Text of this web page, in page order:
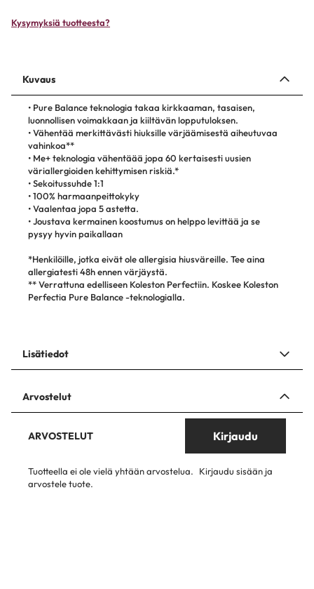
# 99350189084 8/98
# 81648100 9/16
# 81647995 0/00
# 81648002 0/11
# 81648003 0/28
# 81648006 0/44
# 81648107 10/0
# 81648114 10/16
Kysymyksiä tuotteesta?
Kuvaus
• Pure Balance teknologia takaa kirkkaaman, tasaisen,
luonnollisen voimakkaan ja kiiltävän lopputuloksen.
• Vähentää merkittävästi hiuksille värjäämisestä aiheutuvaa
vahinkoa**
• Me+ teknologia vähentäää jopa 60 kertaisesti uusien
väriallergioiden kehittymisen riskiä.*
• Sekoitussuhde 1:1
• 100% harmaanpeittokyky
• Vaalentaa jopa 5 astetta.
• Joustava kermainen koostumus on helppo levittää ja se
pysyy hyvin paikallaan
*Henkilöille, jotka eivät ole allergisia hiusväreille. Tee aina
allergiatesti 48h ennen värjäystä.
** Verrattuna edelliseen Koleston Perfectiin. Koskee Koleston
Perfectia Pure Balance -teknologialla.
Lisätiedot
Arvostelut
ARVOSTELUT Kirjaudu
Tuotteella ei ole vielä yhtään arvostelua.
Kirjaudu sisään ja
arvostele tuote.